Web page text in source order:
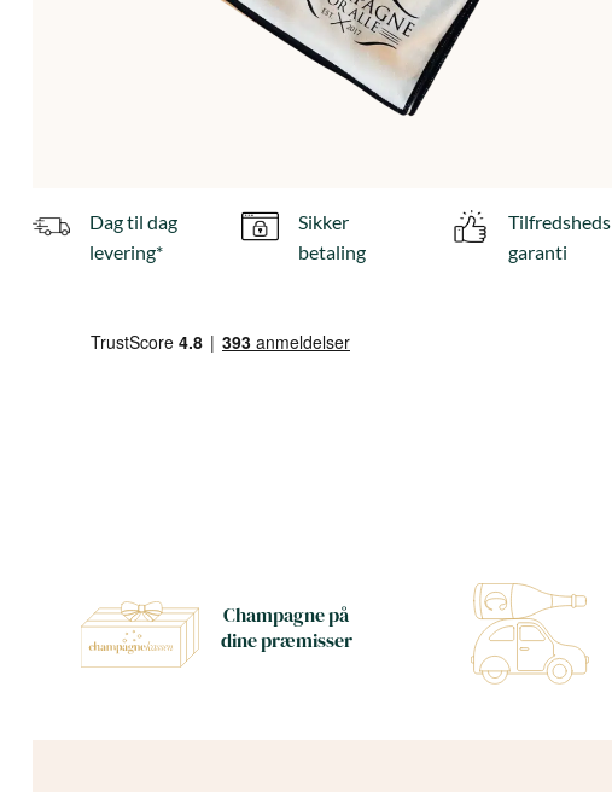
Dag til dag
levering*
Sikker
betaling
Tilfredsheds
garanti
Champagne på
dine præmisser